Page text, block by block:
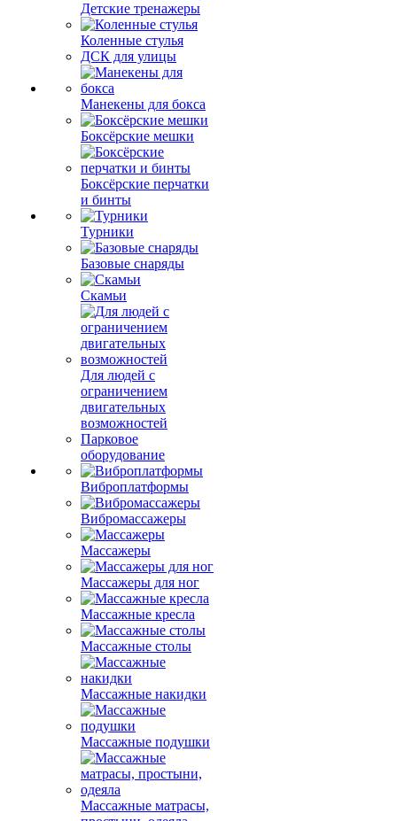
Детские тренажеры
Коленные стулья
ДСК для улицы
Манекены для бокса
Боксёрские мешки
Боксёрские перчатки
и бинты
Турники
Базовые снаряды
Скамьи
Для людей с
ограничением
двигательных
возможностей
Парковое
оборудование
Виброплатформы
Вибромассажеры
Массажеры
Массажеры для ног
Массажные кресла
Массажные столы
Массажные накидки
Массажные подушки
Массажные матрасы,